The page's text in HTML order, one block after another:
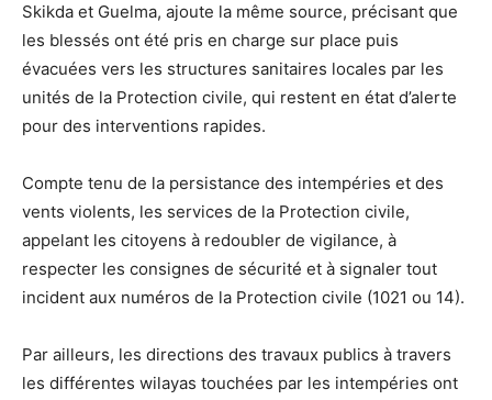
Skikda et Guelma, ajoute la même source, précisant que
les blessés ont été pris en charge sur place puis
évacuées vers les structures sanitaires locales par les
unités de la Protection civile, qui restent en état d’alerte
pour des interventions rapides.
Compte tenu de la persistance des intempéries et des
vents violents, les services de la Protection civile,
appelant les citoyens à redoubler de vigilance, à
respecter les consignes de sécurité et à signaler tout
incident aux numéros de la Protection civile (1021 ou 14).
Par ailleurs, les directions des travaux publics à travers
les différentes wilayas touchées par les intempéries ont